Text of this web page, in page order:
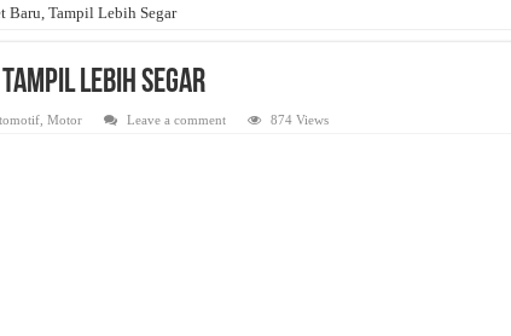
Baru, Tampil Lebih Segar
Lebih Segar
, Motor Leave a comment 874 Views